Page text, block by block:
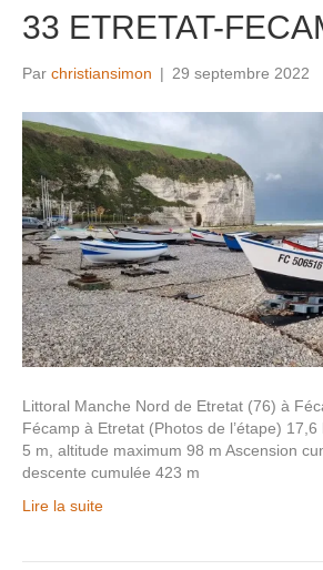
33 ETRETAT-
Par christiansimon | 29 septembre 2022
Littoral Manche Nord de Etretat (76) à
Fécamp à Etretat (Photos de l’étape)
5 m, altitude maximum 98 m Ascension
descente cumulée 423 m
Lire la suite